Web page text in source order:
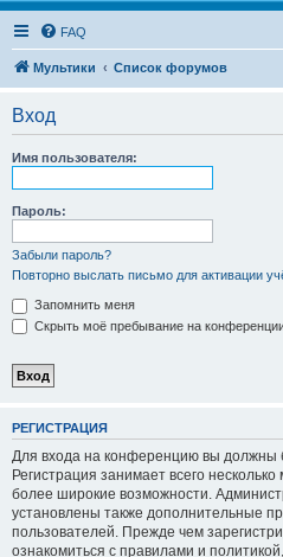
FAQ
Мультики Список форумов
Вход
Имя пользователя:
Пароль:
Забыли пароль?
Повторно выслать письмо для активации
Запомнить меня
Скрыть моё пребывание на
РЕГИСТРАЦИЯ
Для входа на конференцию вы должны
Регистрация занимает всего
более широкие возможности.
установлены также дополнительные
пользователей. Прежде чем
ознакомиться с правилами и